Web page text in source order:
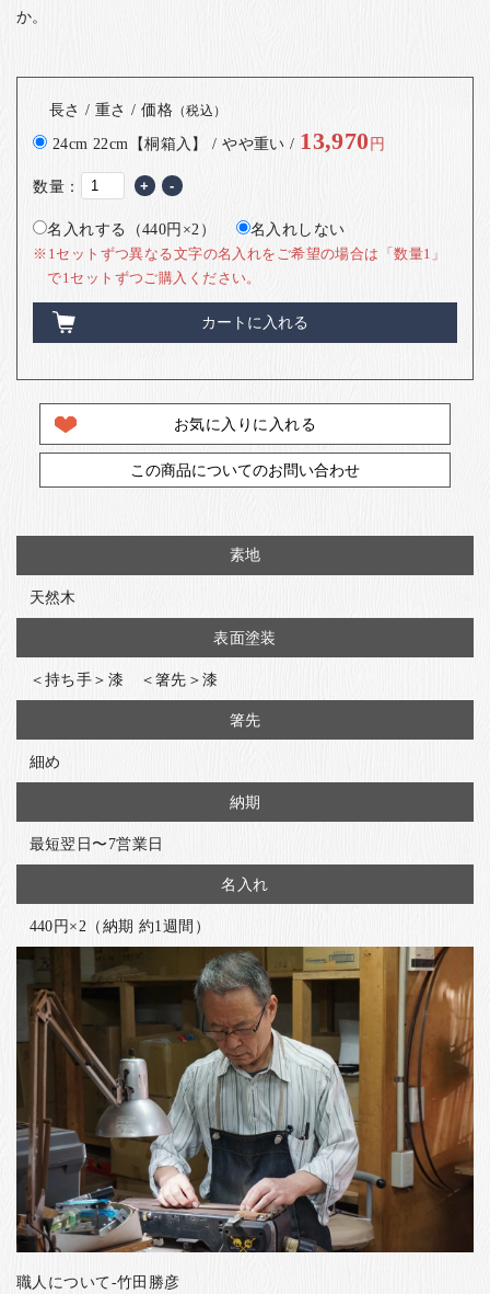
か。
長さ / 重さ / 価格 （税込）
24cm 22cm【桐箱入】 / やや重い / 13,970円
数量： + -
名入れする（440円×2） 名入れしない
※1セットずつ異なる文字の名入れをご希望の場合は「数量1」
で1セットずつご購入ください。
カートに入れる
お気に入りに入れる
この商品についてのお問い合わせ
素地
天然木
表面塗装
＜持ち手＞漆 ＜箸先＞漆
箸先
細め
納期
最短翌日〜7営業日
名入れ
440円×2（納期 約1週間）
職人について-竹田勝彦